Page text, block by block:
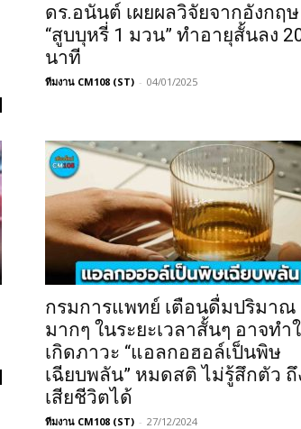
ดร.อนันต์ เผยผลวิจัยจากอังกฤ
“สูบบุหรี่ 1 มวน” ทำอายุสั้นลง
นาที
ทีมงาน CM108 (ST) - 04/01/2025
กรมการแพทย์ เตือนดื่มปริมาณ
มากๆ ในระยะเวลาสั้นๆ อาจทำ
เกิดภาวะ “แอลกอฮอล์เป็นพิษ
เฉียบพลัน” หมดสติ ไม่รู้สึกตัว
เสียชีวิตได้
ทีมงาน CM108 (ST) - 27/12/2024